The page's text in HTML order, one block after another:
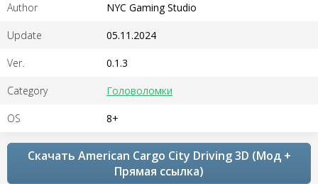
Author NYC Gaming Studio
Update 05.11.2024
Ver. 0.1.3
Category Головоломки
OS 8+
Скачать American Cargo City Driving 3D (Мод +
Прямая ссылка)